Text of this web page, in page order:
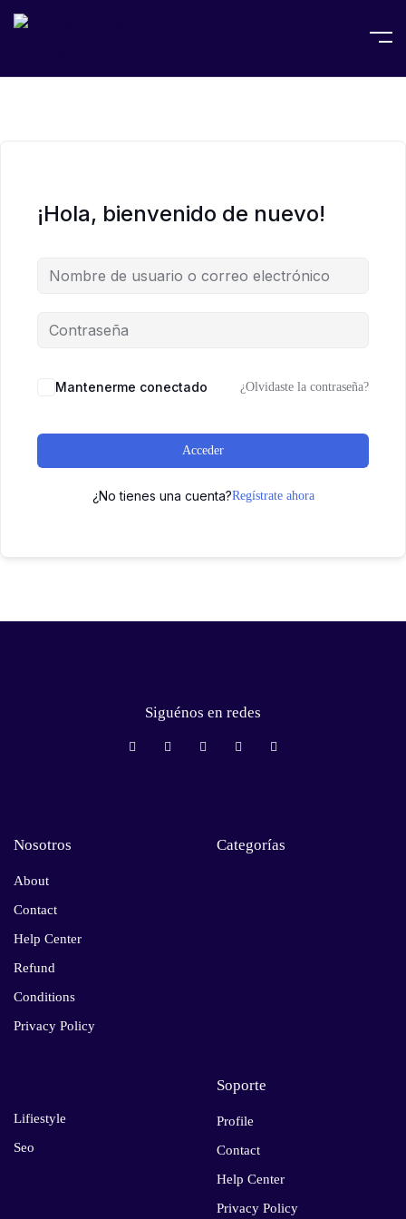
¡Hola, bienvenido de nuevo!
Mantenerme conectado ¿Olvidaste la contraseña?
Acceder
¿No tienes una cuenta?Regístrate ahora
Siguénos en redes
Nosotros
About
Contact
Help Center
Refund
Conditions
Privacy Policy
Categorías
Lifiestyle
Seo
Soporte
Profile
Contact
Help Center
Privacy Policy